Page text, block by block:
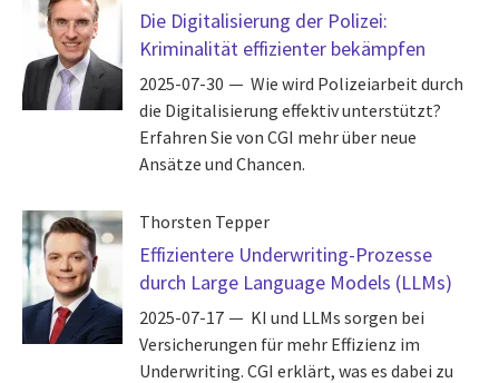
Die Digitalisierung der Polizei:
Kriminalität effizienter bekämpfen
2025-07-30
Wie wird Polizeiarbeit durch
die Digitalisierung effektiv unterstützt?
Erfahren Sie von CGI mehr über neue
Ansätze und Chancen.
Thorsten Tepper
Effizientere Underwriting-Prozesse
durch Large Language Models (LLMs)
2025-07-17
KI und LLMs sorgen bei
Versicherungen für mehr Effizienz im
Underwriting. CGI erklärt, was es dabei zu